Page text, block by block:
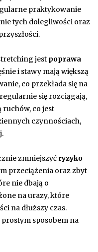
praktykowanie
tych dolegliwości oraz
jest poprawa
i stawy mają większą
co przekłada się na
się rozciągają,
ruchów, co jest
czynnościach,
zmniejszyć ryzyko
przeciążenia oraz zbyt
nie dbają o
na urazy, które
na dłuższy czas.
sposobem na